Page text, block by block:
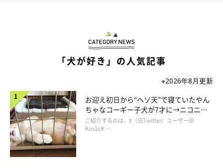
この投稿をInstagramで見る
「犬が好き」の人気記事
※2026年8月更新
お迎え初日から“ヘソ天”で寝ていたやん
ちゃなコーギー子犬が7才に→ニコニ
コ“コーギースマイル”が魅力のコに成
長！
ご紹介するのは、X（旧Twitter）ユーザー＠
Kus1oK …